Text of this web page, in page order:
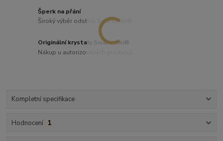
Šperk na přání
Široký výběr odstínů Swarovski®
Originální krystaly Swarovski®
Nákup u autorizovaných prodejců
Kompletní specifikace
Hodnocení 1